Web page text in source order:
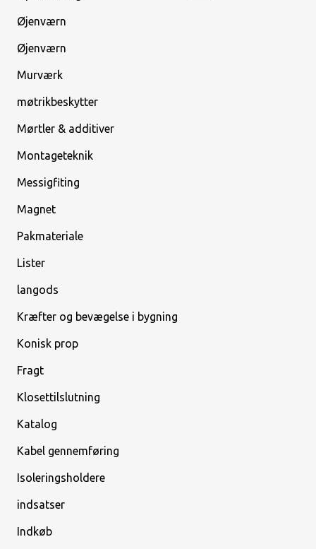
Øjenværn
Øjenværn
Murværk
møtrikbeskytter
Mørtler & additiver
Montageteknik
Messigfiting
Magnet
Pakmateriale
Lister
langods
Kræfter og bevægelse i bygning
Konisk prop
Fragt
Klosettilslutning
Katalog
Kabel gennemføring
Isoleringsholdere
indsatser
Indkøb